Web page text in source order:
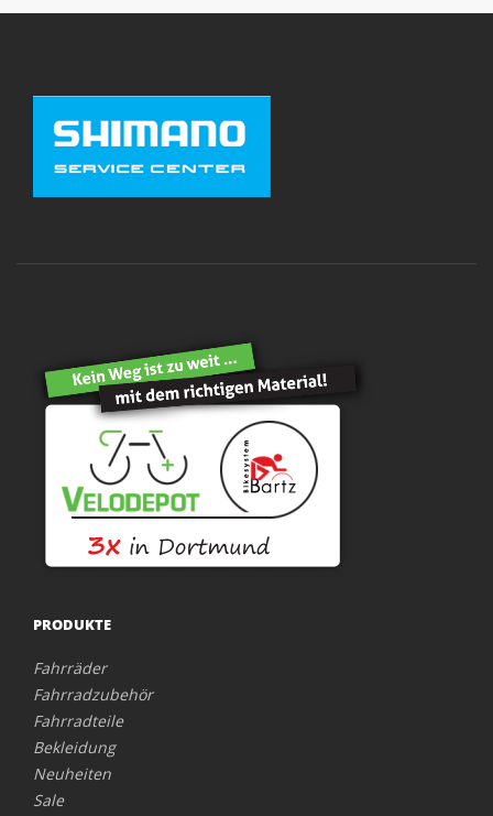
PRODUKTE
Fahrräder
Fahrradzubehör
Fahrradteile
Bekleidung
Neuheiten
Sale